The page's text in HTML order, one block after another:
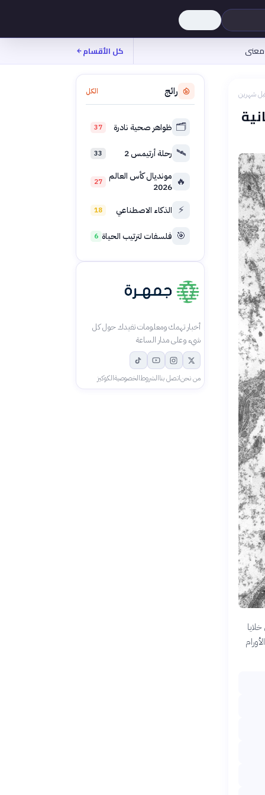
معنى كل الأقسام
شهرين رائج الكل
🗂️ ظواهر صحية نادرة 37
🛰️ رحلة أرتيمس 2 33
🔥 مونديال كأس العالم
2026
27
⚡ الذكاء الاصطناعي 18
🎯 فلسفات لترتيب الحياة 6
أخبار تهمك ومعلومات تفيدك حول كل
شيء وعلى مدار الساعة
من نحناتصل بناالشروطالخصوصيةالكوكيز